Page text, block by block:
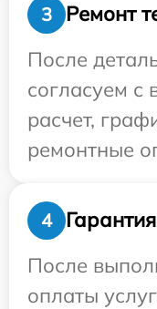
3
Ремонт
После
согласуем с
расчет,
ремонтные
4
Гарантия
После
оплаты